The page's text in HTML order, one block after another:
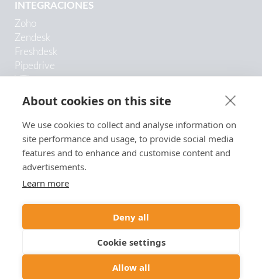
INTEGRACIONES
Zoho
Zendesk
Freshdesk
Pipedrive
Odoo
Copper
Trengo
HubSpot
SugarCRM
Google Contacts
Prestashop
Dropbox
Copyright © 2026 Monema Communications S.L.
About cookies on this site
We use cookies to collect and analyse information on
site performance and usage, to provide social media
features and to enhance and customise content and
advertisements.
Learn more
Deny all
Cookie settings
Allow all